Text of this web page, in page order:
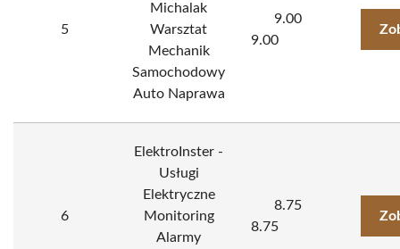
5
Michalak
Warsztat
Mechanik
Samochodowy
Auto Naprawa
9.00
9.00
6
ElektroInster -
Usługi
Elektryczne
Monitoring
Alarmy
8.75
8.75